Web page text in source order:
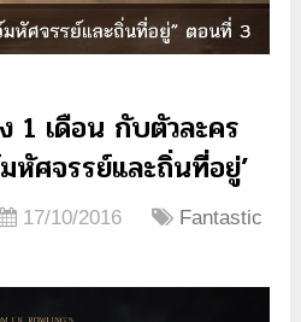
1 เดือน กับตัวละคร
หัศจรรย์และถิ่นที่อยู่’
17/10/2016
Fantastic